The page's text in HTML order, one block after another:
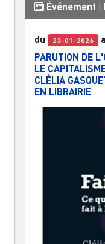
Événement
du 23-01-2026
PARUTION DE
LE
CLÉLIA
EN LIBRAIRIE